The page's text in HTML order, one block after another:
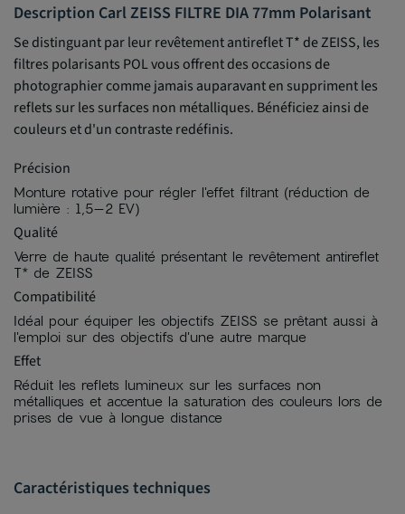
Description Carl ZEISS FILTRE DIA 77mm Polarisant
Se distinguant par leur revêtement antireflet T* de ZEISS, les
filtres polarisants POL vous offrent des occasions de
photographier comme jamais auparavant en suppriment les
reflets sur les surfaces non métalliques. Bénéficiez ainsi de
couleurs et d'un contraste redéfinis.
Précision
Monture rotative pour régler l'effet filtrant (réduction de
lumière : 1,5–2 EV)
Qualité
Verre de haute qualité présentant le revêtement antireflet
T* de ZEISS
Compatibilité
Idéal pour équiper les objectifs ZEISS se prêtant aussi à
l'emploi sur des objectifs d'une autre marque
Effet
Réduit les reflets lumineux sur les surfaces non
métalliques et accentue la saturation des couleurs lors de
prises de vue à longue distance
Caractéristiques techniques